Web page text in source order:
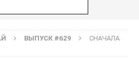
ВЫПУСК #629
СНАЧАЛА